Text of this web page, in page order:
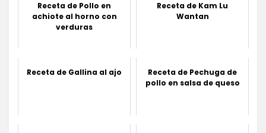
Receta de Pollo en
achiote al horno con
verduras
Receta de Kam Lu
Wantan
Receta de Gallina al ajo
Receta de Pechuga de
pollo en salsa de queso